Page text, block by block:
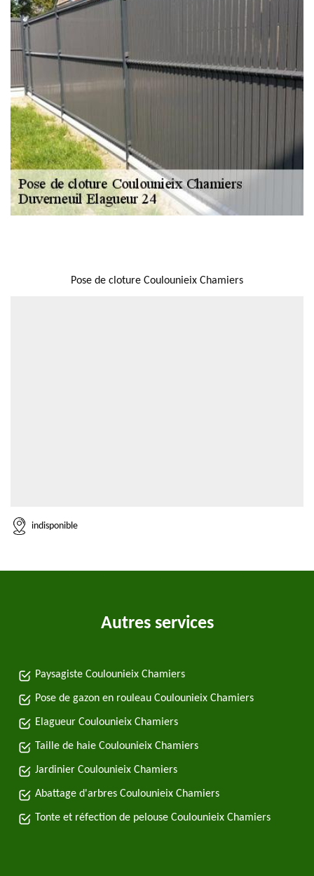
Pose de cloture Coulounieix Chamiers
indisponible
Autres services
Paysagiste Coulounieix Chamiers
Pose de gazon en rouleau Coulounieix Chamiers
Elagueur Coulounieix Chamiers
Taille de haie Coulounieix Chamiers
Jardinier Coulounieix Chamiers
Abattage d'arbres Coulounieix Chamiers
Tonte et réfection de pelouse Coulounieix Chamiers